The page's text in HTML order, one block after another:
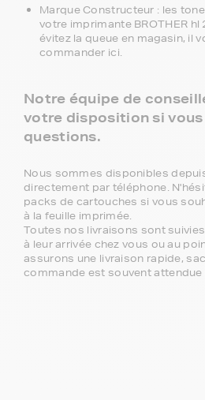
Marque Constructeur : les
votre imprimante BROTHER hl
évitez la queue en magasin, il
commander ici.
Notre équipe de
votre disposition si vous
questions.
Nous sommes disponibles
directement par téléphone.
packs de cartouches si vous
à la feuille imprimée.
Toutes nos livraisons sont
à leur arrivée chez vous ou au
assurons une livraison rapide,
commande est souvent attendue